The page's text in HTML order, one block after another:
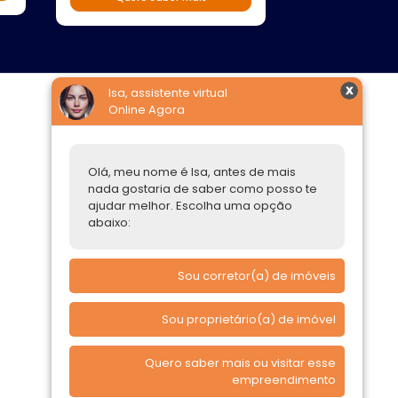
Isa, assistente virtual
Online Agora
Olá, meu nome é Isa, antes de mais
nada gostaria de saber como posso te
ajudar melhor. Escolha uma opção
abaixo:
Sou corretor(a) de imóveis
Sou proprietário(a) de imóvel
Quero saber mais ou visitar esse
empreendimento
Comprar ou alugar
Quero Comprar